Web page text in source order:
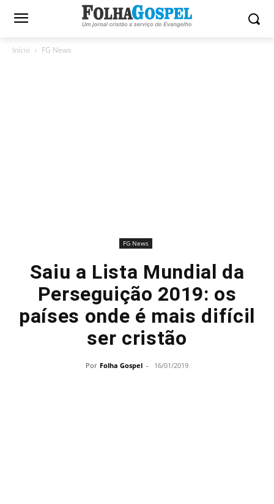
Início FG News
FG News
Saiu a Lista Mundial da
Perseguição 2019: os
países onde é mais difícil
ser cristão
Por Folha Gospel - 16/01/2019